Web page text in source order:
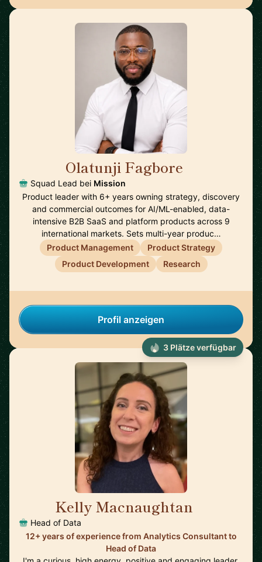
Olatunji Fagbore
Squad Lead bei Mission
Product leader with 6+ years owning strategy, discovery
and commercial outcomes for AI/ML-enabled, data-
intensive B2B SaaS and platform products across 9
international markets. Sets multi-year produc…
Product Management
Product Strategy
Product Development
Research
Profil anzeigen
Kelly Macnaughtan
Head of Data
12+ years of experience from Analytics Consultant to
Head of Data
3 Plätze verfügbar